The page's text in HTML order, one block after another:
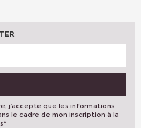
j’accepte que les informations
le cadre de mon inscription à la
*